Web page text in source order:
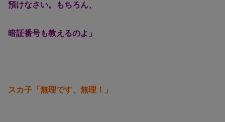
預けなさい。もちろん、
暗証番号も教えるのよ」
スカ子「無理です、無理！」